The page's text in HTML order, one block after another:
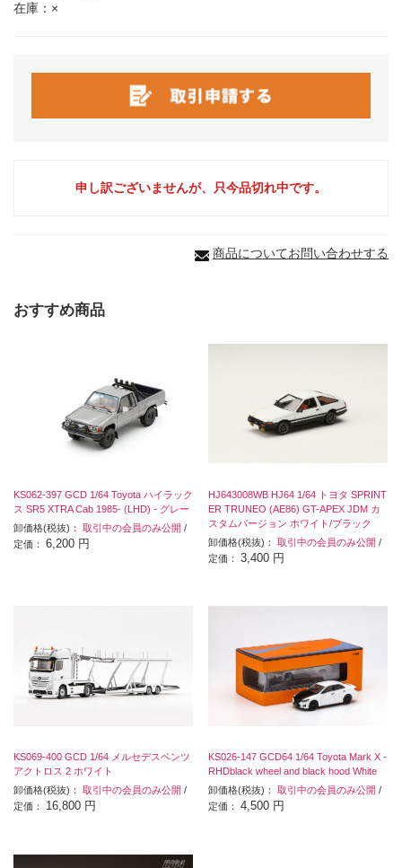
在庫：×
申し訳ございませんが、只今品切れ中です。
商品についてお問い合わせする
おすすめ商品
KS062-397 GCD 1/64 Toyota ハイラック
ス SR5 XTRA Cab 1985- (LHD) - グレー
卸価格(税抜)： 取引中の会員のみ公開 /
定価： 6,200 円
HJ643008WB HJ64 1/64 トヨタ SPRINT
ER TRUNEO (AE86) GT-APEX JDM カ
スタムバージョン ホワイト/ブラック
卸価格(税抜)：取引中の会員のみ公開 /
定価：3,400 円
KS069-400 GCD 1/64 メルセデスベンツ
アクトロス 2 ホワイト
卸価格(税抜)： 取引中の会員のみ公開 /
定価： 16,800 円
KS026-147 GCD64 1/64 Toyota Mark X -
RHDblack wheel and black hood White
卸価格(税抜)：取引中の会員のみ公開 /
定価：4,500 円